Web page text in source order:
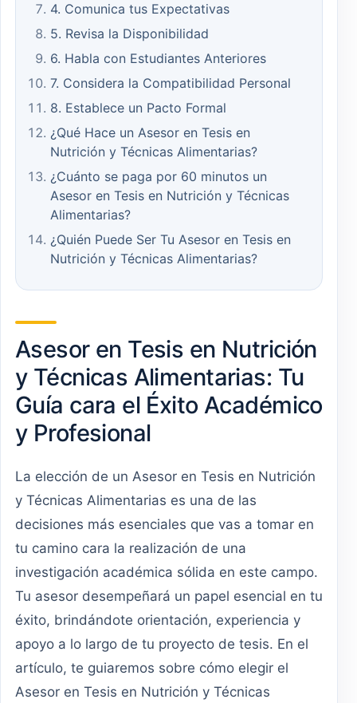
4. Comunica tus Expectativas
5. Revisa la Disponibilidad
6. Habla con Estudiantes Anteriores
7. Considera la Compatibilidad Personal
8. Establece un Pacto Formal
¿Qué Hace un Asesor en Tesis en
Nutrición y Técnicas Alimentarias?
¿Cuánto se paga por 60 minutos un
Asesor en Tesis en Nutrición y Técnicas
Alimentarias?
¿Quién Puede Ser Tu Asesor en Tesis en
Nutrición y Técnicas Alimentarias?
Asesor en Tesis en Nutrición
y Técnicas Alimentarias: Tu
Guía cara el Éxito Académico
y Profesional
La elección de un Asesor en Tesis en Nutrición
y Técnicas Alimentarias es una de las
decisiones más esenciales que vas a tomar en
tu camino cara la realización de una
investigación académica sólida en este campo.
Tu asesor desempeñará un papel esencial en tu
éxito, brindándote orientación, experiencia y
apoyo a lo largo de tu proyecto de tesis. En el
artículo, te guiaremos sobre cómo elegir el
Asesor en Tesis en Nutrición y Técnicas